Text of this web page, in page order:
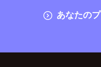
あなたの